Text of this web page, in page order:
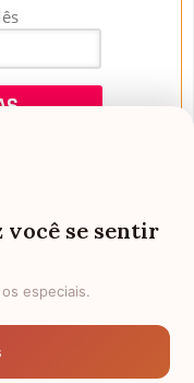
3 DIAS PARA O MEU
ANIVERSÁRIO
você se sentir
especiais.